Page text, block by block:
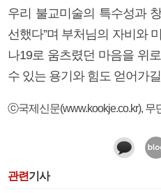
우리 불교미술의 특수성과
선했다”며 부처님의 자비와
나19로 움츠렸던 마음을 위
수 있는 용기와 힘도 얻어가
ⓒ국제신문(www.kookje.co.kr), 무
관련기사